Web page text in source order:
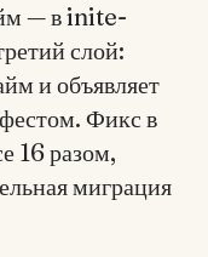
— в inite-
слой:
и объявляет
Фикс в
16 разом,
миграция